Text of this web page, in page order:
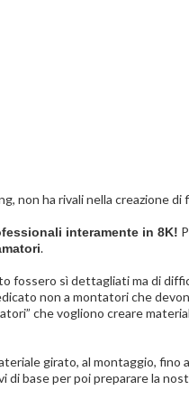
non ha rivali nella creazione di
interamente in 8K!
.
fossero sì dettagliati ma di
non a montatori che
che vogliono creare
girato, al montaggio, fino
base per poi preparare la